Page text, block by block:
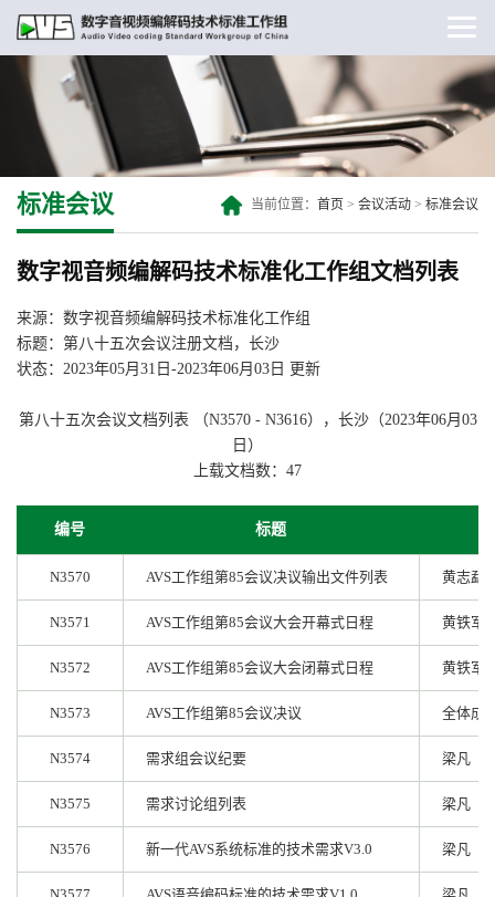
标准会议 当前位置： 首页 > 会议活动 > 标准会议
数字视音频编解码技术标准化工作组文档列表
来源：数字视音频编解码技术标准化工作组
标题：第八十五次会议注册文档，长沙
状态：2023年05月31日-2023年06月03日 更新
第八十五次会议文档列表 （N3570 - N3616），长沙（2023年06月03
日）
上载文档数：47
编号 标题
N3570 AVS工作组第85会议决议输出文件列表 黄志勐
N3571 AVS工作组第85会议大会开幕式日程 黄铁军
N3572 AVS工作组第85会议大会闭幕式日程 黄铁军
N3573 AVS工作组第85会议决议 全体成
N3574 需求组会议纪要 梁凡
N3575 需求讨论组列表 梁凡
N3576 新一代AVS系统标准的技术需求V3.0 梁凡